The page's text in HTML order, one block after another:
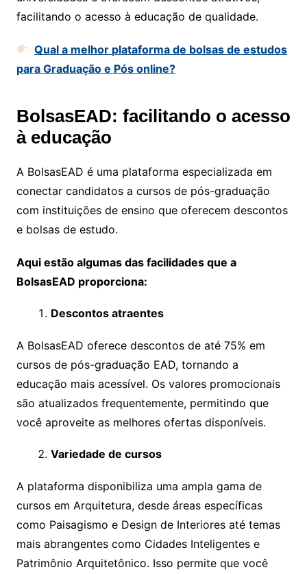
facilitando o acesso à educação de qualidade.
Qual a melhor plataforma de bolsas de estudos
para Graduação e Pós online?
BolsasEAD: facilitando o acesso
à educação
A BolsasEAD é uma plataforma especializada em
conectar candidatos a cursos de pós-graduação
com instituições de ensino que oferecem descontos
e bolsas de estudo.
Aqui estão algumas das facilidades que a
BolsasEAD proporciona:
Descontos atraentes
A BolsasEAD oferece descontos de até 75% em
cursos de pós-graduação EAD, tornando a
educação mais acessível. Os valores promocionais
são atualizados frequentemente, permitindo que
você aproveite as melhores ofertas disponíveis.
Variedade de cursos
A plataforma disponibiliza uma ampla gama de
cursos em Arquitetura, desde áreas específicas
como Paisagismo e Design de Interiores até temas
mais abrangentes como Cidades Inteligentes e
Patrimônio Arquitetônico. Isso permite que você